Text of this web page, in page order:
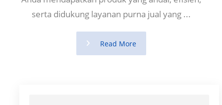
serta didukung layanan purna jual yang ...
Read More